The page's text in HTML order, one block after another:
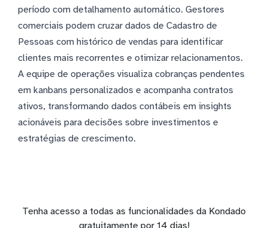
período com detalhamento automático. Gestores
comerciais podem cruzar dados de Cadastro de
Pessoas com histórico de vendas para identificar
clientes mais recorrentes e otimizar relacionamentos.
A equipe de operações visualiza cobranças pendentes
em kanbans personalizados e acompanha contratos
ativos, transformando dados contábeis em insights
acionáveis para decisões sobre investimentos e
estratégias de crescimento.
Tenha acesso a todas as funcionalidades da Kondado
gratuitamente por 14 dias!